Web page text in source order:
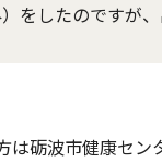
をしたのですが
は砺波市健康セン